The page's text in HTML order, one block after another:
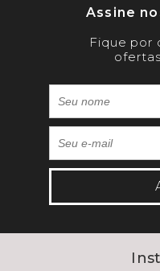
Assine
Fique por